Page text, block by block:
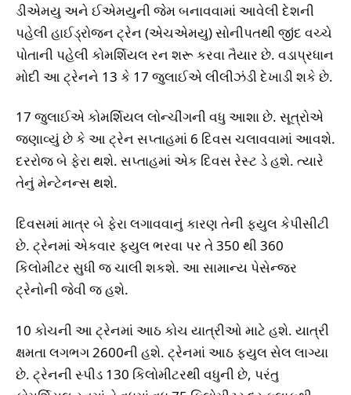
ડીએમયુ અને ઈએમયુની જેમ બનાવવામાં આવેલી દેશની
પહેલી હાઈડ્રોજન ટ્રેન (એચએમયુ) સોનીપતથી જીંદ વચ્ચે
પોતાની પહેલી કોમર્શિયલ રન શરૂ કરવા તૈયાર છે. વડાપ્રધાન
મોદી આ ટ્રેનને 13 કે 17 જુલાઈએ લીલીઝંડી દેખાડી શકે છે.
17 જુલાઈએ કોમર્શિયલ લોન્ચીંગની વધુ આશા છે. સૂત્રોએ
જણાવ્યું છે કે આ ટ્રેન સપ્તાહમાં 6 દિવસ ચલાવવામાં આવશે.
દરરોજ બે ફેરા થશે. સપ્તાહમાં એક દિવસ રેસ્ટ ડે હશે. ત્યારે
તેનું મેન્ટેનન્સ થશે.
દિવસમાં માત્ર બે ફેરા લગાવવાનું કારણ તેની ફયુલ કેપીસીટી
છે. ટ્રેનમાં એકવાર ફયુલ ભરવા પર તે 350 થી 360
કિલોમીટર સુધી જ ચાલી શકશે. આ સામાન્ય પેસેન્જર
ટ્રેનોની જેવી જ હશે.
10 કોચની આ ટ્રેનમાં આઠ કોચ યાત્રીઓ માટે હશે. યાત્રી
ક્ષમતા લગભગ 2600ની હશે. ટ્રેનમાં આઠ ફયુલ સેલ લાગ્યા
છે. ટ્રેનની સ્પીડ 130 કિલોમીટરથી વધુની છે, પરંતુ